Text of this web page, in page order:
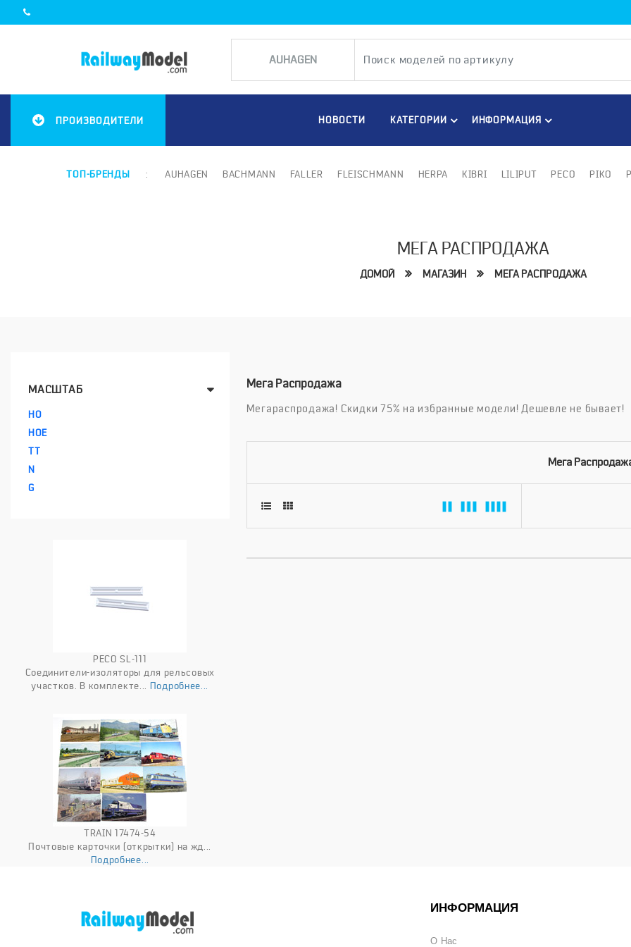
ПРОИЗВОДИТЕЛИ НОВОСТИ КАТЕГОРИИ ИНФОРМАЦИЯ
ТОП-БРЕНДЫ : AUHAGEN BACHMANN FALLER FLEISCHMANN HERPA KIBRI LILIPUT PECO PIKO
МЕГА РАСПРОДАЖА
ДОМОЙ МАГАЗИН МЕГА РАСПРОДАЖА
МАСШТАБ
HO
HOE
TT
N
G
PECO SL-111
Соединители-изоляторы для рельсовых
участков. В комплекте... Подробнее...
TRAIN 17474-54
Почтовые карточки (открытки) на жд...
Подробнее...
Мега Распродажа
Мегараспродажа! Скидки 75% на избранные модели! Дешевле не бывает!
Мега
ИНФОРМАЦИЯ
О Нас